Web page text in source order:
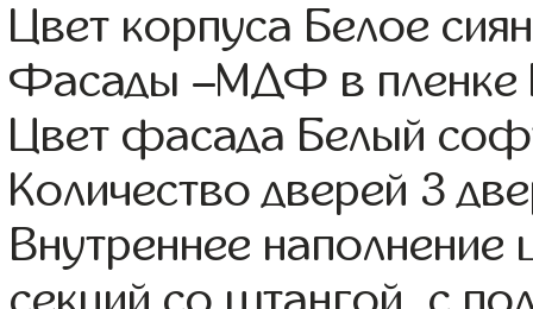
Цвет корпуса Белое
Фасады –МДФ в пленке
Цвет фасада Белый
Количество дверей 3
Внутреннее